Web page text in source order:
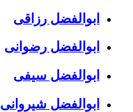
ابوالفضل رزاقی
ابوالفضل رضوانی
ابوالفضل سیفی
ابوالفضل شیروانی